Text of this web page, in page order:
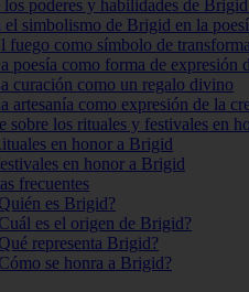
los poderes y habilidades de
el simbolismo de Brigid en la
fuego como símbolo de
poesía como forma de expresión
curación como un regalo divino
artesanía como expresión de la
sobre los rituales y festivales en
en honor a Brigid
en honor a Brigid
frecuentes
es Brigid?
es el origen de Brigid?
representa Brigid?
se honra a Brigid?